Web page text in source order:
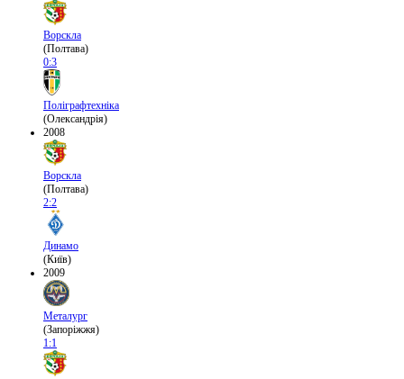
Ворскла
(Полтава)
0:3
Поліграфтехніка
(Олександрія)
2008
Ворскла
(Полтава)
2:2
Динамо
(Київ)
2009
Металург
(Запоріжжя)
1:1